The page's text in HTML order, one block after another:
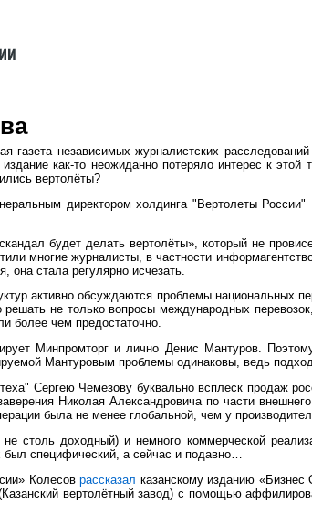
газета независимых журналистских расследований
как-то неожиданно потеряло интерес к
вертолёты?
директором холдинга "Вертолеты
будет делать вертолёты», который не
многие журналисты, в частности
стала регулярно исчезать.
активно обсуждаются проблемы национальных
решать не только вопросы международных
более чем предостаточно.
Минпромторг и лично Денис Мантуров.
Мантуровым проблемы одинаковы, ведь
Сергею Чемезову буквально всплеск продаж
Николая Александровича по части
была не менее глобальной, чем у
не столь доходный) и немного коммерческой
специфический, а сейчас и подавно…
Колесоврассказал казанскому изданию
вертолётный завод) с помощью